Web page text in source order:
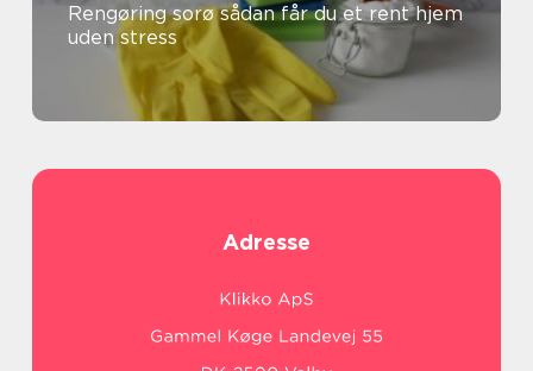
Rengøring sorø sådan får du et rent hjem
uden stress
Adresse